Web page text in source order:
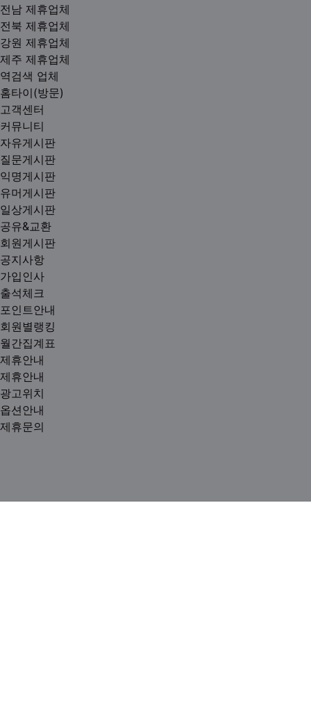
전남 제휴업체
전북 제휴업체
강원 제휴업체
제주 제휴업체
역검색 업체
홈타이(방문)
고객센터
커뮤니티
자유게시판
질문게시판
익명게시판
유머게시판
일상게시판
공유&교환
회원게시판
공지사항
가입인사
출석체크
포인트안내
회원별랭킹
월간집계표
제휴안내
제휴안내
광고위치
옵션안내
제휴문의